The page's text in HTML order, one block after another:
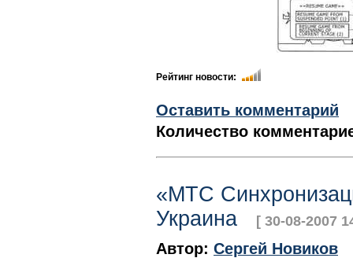
Рейтинг новости:
Оставить комментарий
Количество
«МТС
Украина
[ 30-08-2007
Автор: Сергей Новиков